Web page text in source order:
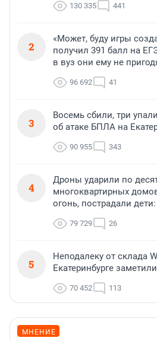
130 335 441
2
«Может, буду игры
получил 391 балл на
в вуз они ему не
96 692 41
3
Восемь сбили, три
об атаке БПЛА на
90 955 343
4
Дроны ударили по
многоквартирных
огонь, пострадали
79 729 26
5
Неподалеку от склада
Екатеринбурге
70 452 113
МНЕНИЕ